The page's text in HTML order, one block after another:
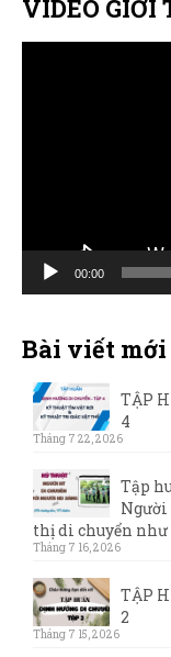
VIDEO GIỚI
00:00
Bài viết mới
TẬP
4
Tháng 7 22, 2026
Tập
thị di chuyển như
Tháng 7 16, 2026
TẬP
2
Tháng 7 15, 2026